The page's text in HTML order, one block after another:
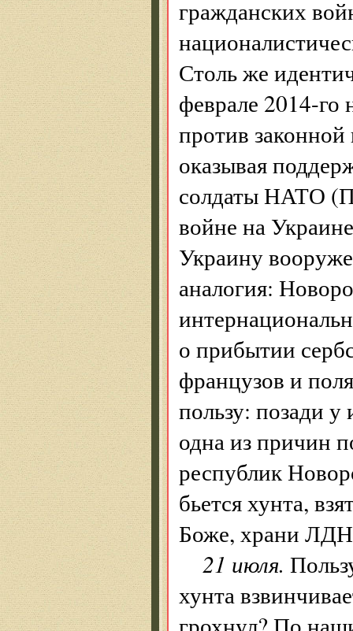
гражданских
Столь же
феврале 2014-
против
оказывая
солдаты НАТО
войне на
Украину
аналогия:
о прибытии
французов и
пользу: позади
одна из причин
республик
бьется хунта,
Боже, храни
21 июля.
хунта